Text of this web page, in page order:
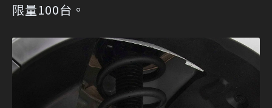
限量100台。